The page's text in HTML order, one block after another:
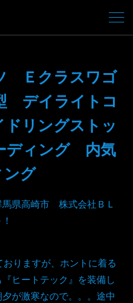
Ｅクラスワゴ
デイライトコ
リングストッ
ディング 内気
ング
馬県高崎市 株式会社ＢＬ
りますが、ホントに着る
ヒートテック』を装備し
が激寒なので。。。途中